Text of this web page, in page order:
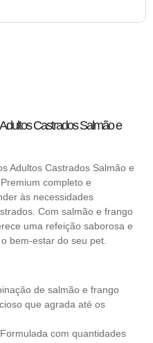
Castrados Salmão e
Adultos Castrados Salmão e
completo e
às necessidades
Com salmão e frango
uma refeição saborosa e
bem-estar do seu pet.
de salmão e frango
que agrada até os
Formulada com quantidades